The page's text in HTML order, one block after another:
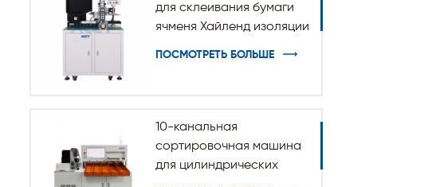
для склеивания бумаги
ячменя Хайленд изоляции
ПОСМОТРЕТЬ БОЛЬШЕ
10-канальная
сортировочная машина
для цилиндрических